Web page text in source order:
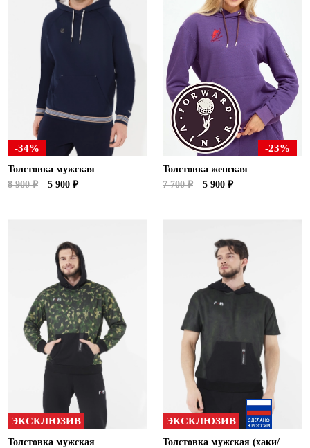
-34%
Толстовка мужская
8 900 ₽
5 900 ₽
-23%
Толстовка женская
7 700 ₽
5 900 ₽
ЭКСКЛЮЗИВ
Толстовка мужская
ЭКСКЛЮЗИВ
Толстовка мужская (хаки/